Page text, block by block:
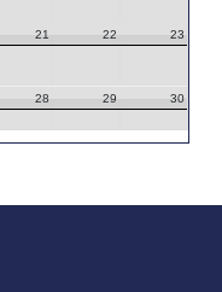
21 22 23
28 29 30